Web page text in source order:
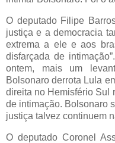
O deputado Filipe
justiça e a democracia
extrema a ele e aos
disfarçada de
ontem, mais um
Bolsonaro derrota Lula
direita no Hemisfério Sul
de intimação. Bolsonaro
justiça talvez continuem
O deputado Coronel